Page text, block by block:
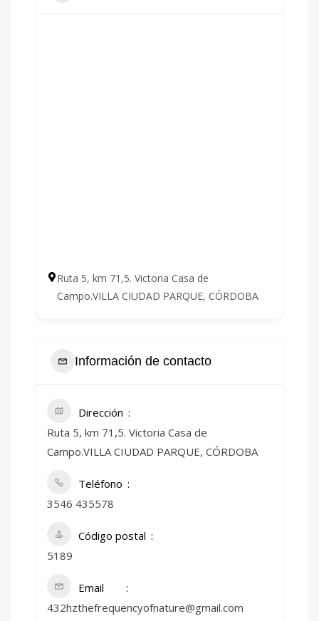
Ruta 5, km 71,5. Victoria Casa de
Campo.VILLA CIUDAD PARQUE, CÓRDOBA
Información de contacto
Dirección
Ruta 5, km 71,5. Victoria Casa de
Campo.VILLA CIUDAD PARQUE, CÓRDOBA
Teléfono
3546 435578
Código postal
5189
Email
432hzthefrequencyofnature@gmail.com